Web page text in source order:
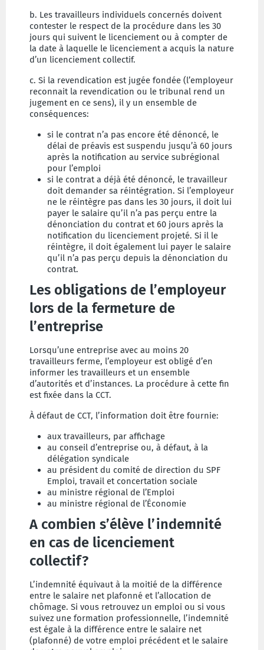
b. Les travailleurs individuels concernés doivent
contester le respect de la procédure dans les 30
jours qui suivent le licenciement ou à compter de
la date à laquelle le licenciement a acquis la nature
d’un licenciement collectif.
c. Si la revendication est jugée fondée (l’employeur
reconnait la revendication ou le tribunal rend un
jugement en ce sens), il y un ensemble de
conséquences:
si le contrat n’a pas encore été dénoncé, le
délai de préavis est suspendu jusqu’à 60 jours
après la notification au service subrégional
pour l’emploi
si le contrat a déjà été dénoncé, le travailleur
doit demander sa réintégration. Si l’employeur
ne le réintègre pas dans les 30 jours, il doit lui
payer le salaire qu’il n’a pas perçu entre la
dénonciation du contrat et 60 jours après la
notification du licenciement projeté. Si il le
réintègre, il doit également lui payer le salaire
qu’il n’a pas perçu depuis la dénonciation du
contrat.
Les obligations de l’employeur
lors de la fermeture de
l’entreprise
Lorsqu’une entreprise avec au moins 20
travailleurs ferme, l’employeur est obligé d’en
informer les travailleurs et un ensemble
d’autorités et d’instances. La procédure à cette fin
est fixée dans la CCT.
À défaut de CCT, l’information doit être fournie:
aux travailleurs, par affichage
au conseil d’entreprise ou, à défaut, à la
délégation syndicale
au président du comité de direction du SPF
Emploi, travail et concertation sociale
au ministre régional de l’Emploi
au ministre régional de l’Économie
A combien s’élève l’indemnité
en cas de licenciement
collectif?
L’indemnité équivaut à la moitié de la différence
entre le salaire net plafonné et l’allocation de
chômage. Si vous retrouvez un emploi ou si vous
suivez une formation professionnelle, l’indemnité
est égale à la différence entre le salaire net
(plafonné) de votre emploi précédent et le salaire